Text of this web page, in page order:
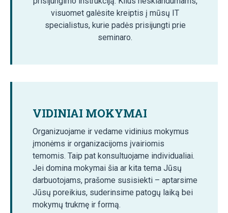
visuomet galėsite kreiptis į mūsų IT
specialistus, kurie padės prisijungti prie
seminaro.
VIDINIAI MOKYMAI
Organizuojame ir vedame vidinius mokymus
įmonėms ir organizacijoms įvairiomis
temomis. Taip pat konsultuojame individualiai.
Jei domina mokymai šia ar kita tema Jūsų
darbuotojams, prašome susisiekti – aptarsime
Jūsų poreikius, suderinsime patogų laiką bei
mokymų trukmę ir formą.